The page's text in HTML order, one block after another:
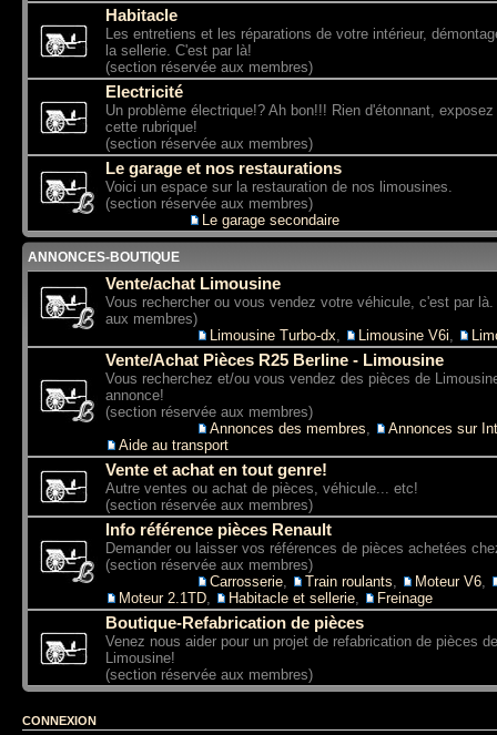
Habitacle
Les entretiens et les réparations de votre intérieur,
la sellerie. C'est par là!
(section réservée aux membres)
Electricité
Un problème électrique!? Ah bon!!! Rien d'étonnant,
cette rubrique!
(section réservée aux membres)
Le garage et nos restaurations
Voici un espace sur la restauration de nos limousines.
(section réservée aux membres)
Le garage secondaire
ANNONCES-BOUTIQUE
Vente/achat Limousine
Vous rechercher ou vous vendez votre véhicule, c'est par
aux membres)
Limousine Turbo-dx, Limousine V6i,
Vente/Achat Pièces R25 Berline - Limousine
Vous recherchez et/ou vous vendez des pièces de
annonce!
(section réservée aux membres)
Annonces des membres,
Annonces sur
Aide au transport
Vente et achat en tout genre!
Autre ventes ou achat de pièces, véhicule... etc!
(section réservée aux membres)
Info référence pièces Renault
Demander ou laisser vos références de pièces achetées
(section réservée aux membres)
Carrosserie, Train roulants, Moteur V6,
Moteur 2.1TD, Habitacle et sellerie, Freinage
Boutique-Refabrication de pièces
Venez nous aider pour un projet de refabrication de pièces
Limousine!
(section réservée aux membres)
CONNEXION